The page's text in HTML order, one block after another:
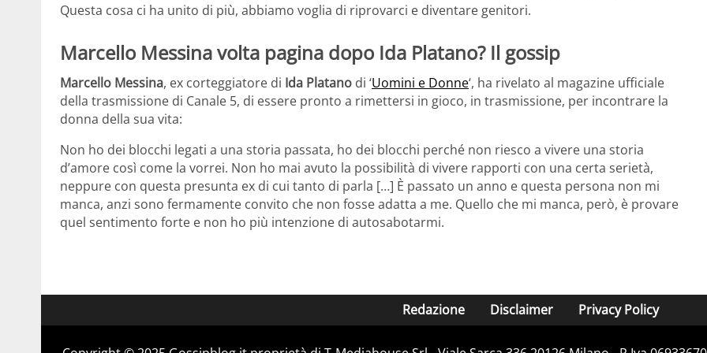
Questa cosa ci ha unito di più, abbiamo voglia di riprovarci e diventare genitori.
Marcello Messina volta pagina dopo Ida Platano? Il gossip
Marcello Messina, ex corteggiatore di Ida Platano di ‘Uomini e Donne‘, ha rivelato al magazine ufficiale
della trasmissione di Canale 5, di essere pronto a rimettersi in gioco, in trasmissione, per incontrare la
donna della sua vita:
Non ho dei blocchi legati a una storia passata, ho dei blocchi perché non riesco a vivere una storia
d’amore così come la vorrei. Non ho mai avuto la possibilità di vivere rapporti con una certa serietà,
neppure con questa presunta ex di cui tanto di parla […] È passato un anno e questa persona non mi
manca, anzi sono fermamente convito che non fosse adatta a me. Quello che mi manca, però, è provare
quel sentimento forte e non ho più intenzione di autosabotarmi.
Redazione Disclaimer Privacy Policy